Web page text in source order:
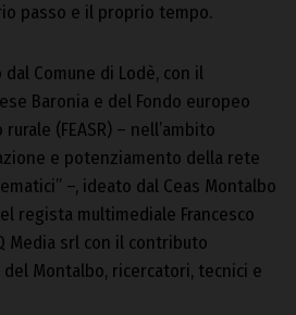
passo e il proprio tempo.
Comune di Lodè, con il
Baronia e del Fondo europeo
(FEASR) – nell’ambito
e potenziamento della rete
–, ideato dal Ceas Montalbo
regista multimediale Francesco
Media srl con il contributo
del Montalbo, ricercatori, tecnici e